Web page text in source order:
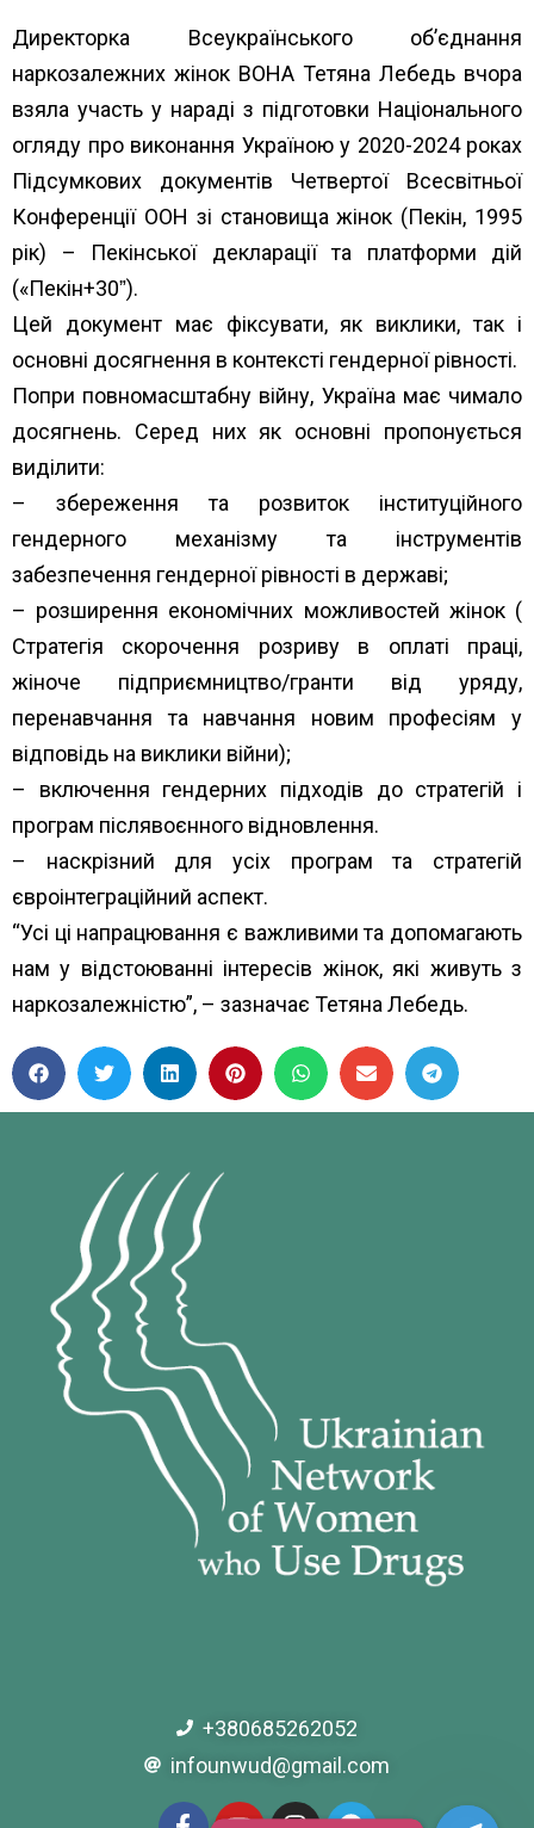
Директорка Всеукраїнського об’єднання
наркозалежних жінок ВОНА Тетяна Лебедь вчора
взяла участь у нараді з підготовки Національного
огляду про виконання Україною у 2020-2024 роках
Підсумкових документів Четвертої Всесвітньої
Конференції ООН зі становища жінок (Пекін, 1995
рік) – Пекінської декларації та платформи дій
(«Пекін+30ˮ).
Цей документ має фіксувати, як виклики, так і
основні досягнення в контексті гендерної рівності.
Попри повномасштабну війну, Україна має чимало
досягнень. Серед них як основні пропонується
виділити:
– збереження та розвиток інституційного
гендерного механізму та інструментів
забезпечення гендерної рівності в державі;
– розширення економічних можливостей жінок (
Стратегія скорочення розриву в оплаті праці,
жіноче підприємництво/гранти від уряду,
перенавчання та навчання новим професіям у
відповідь на виклики війни);
– включення гендерних підходів до стратегій і
програм післявоєнного відновлення.
– наскрізний для усіх програм та стратегій
євроінтеграційний аспект.
“Усі ці напрацювання є важливими та допомагають
нам у відстоюванні інтересів жінок, які живуть з
наркозалежністю”, – зазначає Тетяна Лебедь.
+380685262052
infounwud@gmail.com